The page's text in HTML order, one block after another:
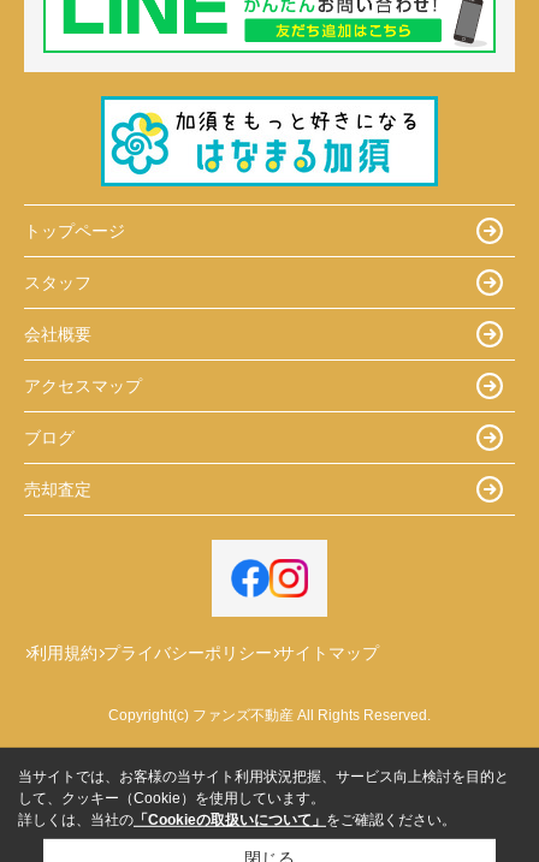
トップページ
スタッフ
会社概要
アクセスマップ
ブログ
売却査定
利用規約 プライバシーポリシー サイトマップ
Copyright(c) ファンズ不動産 All Rights Reserved.
当サイトでは、お客様の当サイト利用状況把握、サービス向上検討を目的と
して、クッキー（Cookie）を使用しています。
詳しくは、当社の 「Cookieの取扱いについて」 をご確認ください。
閉じる